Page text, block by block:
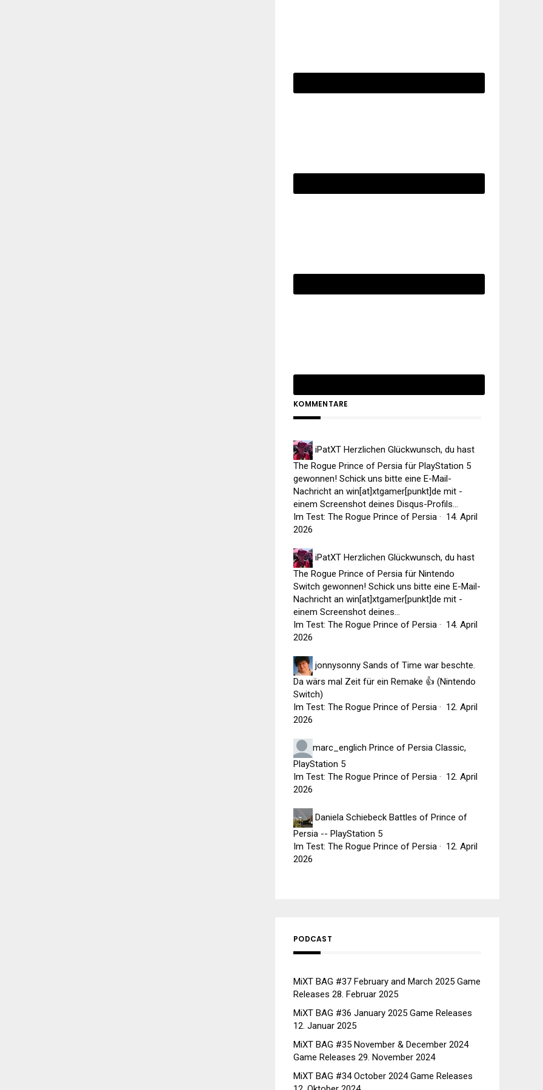
KOMMENTARE
iPatXT Herzlichen Glückwunsch, du hast
The Rogue Prince of Persia für PlayStation 5
gewonnen! Schick uns bitte eine E-Mail-
Nachricht an win[at]xtgamer[punkt]de mit -
einem Screenshot deines Disqus-Profils...
Im Test: The Rogue Prince of Persia · 14. April
2026
iPatXT Herzlichen Glückwunsch, du hast
The Rogue Prince of Persia für Nintendo
Switch gewonnen! Schick uns bitte eine E-Mail-
Nachricht an win[at]xtgamer[punkt]de mit -
einem Screenshot deines...
Im Test: The Rogue Prince of Persia · 14. April
2026
jonnysonny Sands of Time war beschte.
Da wärs mal Zeit für ein Remake 👍 (Nintendo
Switch)
Im Test: The Rogue Prince of Persia · 12. April
2026
marc_englich Prince of Persia Classic,
PlayStation 5
Im Test: The Rogue Prince of Persia · 12. April
2026
Daniela Schiebeck Battles of Prince of
Persia -- PlayStation 5
Im Test: The Rogue Prince of Persia · 12. April
2026
PODCAST
MiXT BAG #37 February and March 2025 Game
Releases 28. Februar 2025
MiXT BAG #36 January 2025 Game Releases
12. Januar 2025
MiXT BAG #35 November & December 2024
Game Releases 29. November 2024
MiXT BAG #34 October 2024 Game Releases